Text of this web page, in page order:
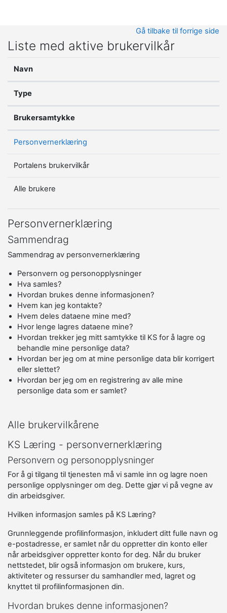
Gå tilbake til forrige side
Liste med aktive brukervilkår
Navn
Type
Brukersamtykke
Personvernerklæring
Portalens brukervilkår
Alle brukere
Personvernerklæring
Sammendrag
Sammendrag av personvernerklæring
Personvern og personopplysninger
Hva samles?
Hvordan brukes denne informasjonen?
Hvem kan jeg kontakte?
Hvem deles dataene mine med?
Hvor lenge lagres dataene mine?
Hvordan trekker jeg mitt samtykke til KS for å lagre og
behandle mine personlige data?
Hvordan ber jeg om at mine personlige data blir korrigert
eller slettet?
Hvordan ber jeg om en registrering av alle mine
personlige data som er samlet?
Alle brukervilkårene
KS Læring - personvernerklæring
Personvern og personopplysninger
For å gi tilgang til tjenesten må vi samle inn og lagre noen
personlige opplysninger om deg. Dette gjør vi på vegne av
din arbeidsgiver.
Hvilken informasjon samles på KS Læring?
Grunnleggende profilinformasjon, inkludert ditt fulle navn og
e-postadresse, er samlet når du oppretter din konto eller
når arbeidsgiver oppretter konto for deg. Når du bruker
nettstedet, blir også informasjon om brukere, kurs,
aktiviteter og ressurser du samhandler med, lagret og
knyttet til profilinformasjonen din.
Hvordan brukes denne informasjonen?